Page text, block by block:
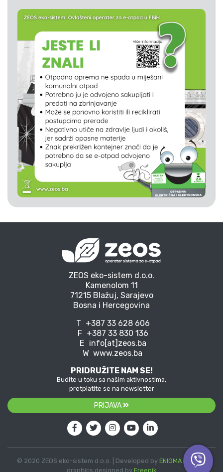
ZEOS eko-sistem d.o.o.
Kamenolom 11
71215 Blažuj, Sarajevo
Bosna i Hercegovina
T +387 33 628 606
F +387 33 830 136
E info[at]zeos.ba
W www.zeos.ba
PRIDRUŽITE NAM SE!
Budite u toku sa našim aktivnostima,
pretplatite se na newsletter
PRIJAVA
© 2020 ZEOS eko-sistem d.o.o. | Developed by ENIGMA| Vector
graphics designed by Freepik